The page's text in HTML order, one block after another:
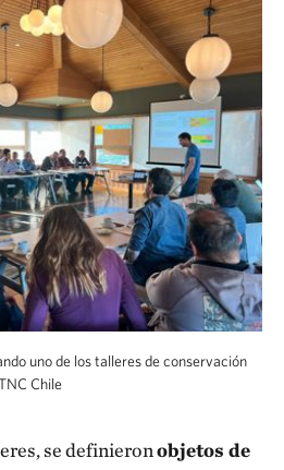
uno de los talleres de conservación
Chile
se definieronobjetos de